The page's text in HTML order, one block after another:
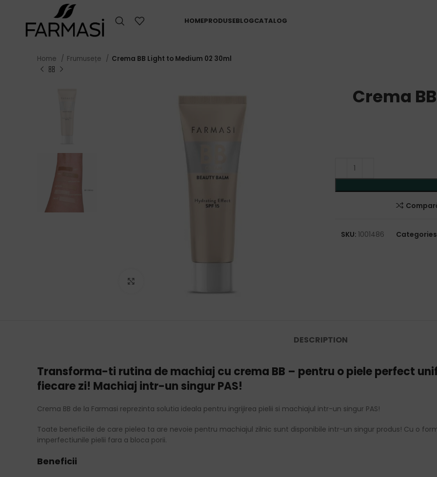
HOMEPRODUSEBLOGCATALOG
Home Frumusețe Crema BB Light to Medium 02 30ml
Crema
SKU: 1001486
DESCRIPTION
Transforma-ti rutina de machiaj cu crema BB – pentru o piele perfect
fiecare zi! Machiaj intr-un singur PAS!
Crema BB de la Farmasi reprezinta solutia ideala pentru ingrijirea pielii si machiajul intr-un singur PAS!
Toate beneficiile de care pielea ta are nevoie pentru machiajul zilnic sunt disponibile intr-un singur produs! Cu o
imperfectiunile pielii fara a bloca porii.
Beneficii